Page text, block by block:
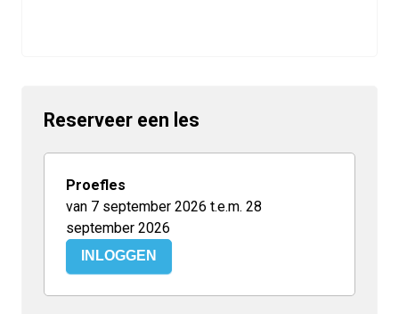
Reserveer een les
Proefles
van 7 september 2026 t.e.m. 28
september 2026
INLOGGEN